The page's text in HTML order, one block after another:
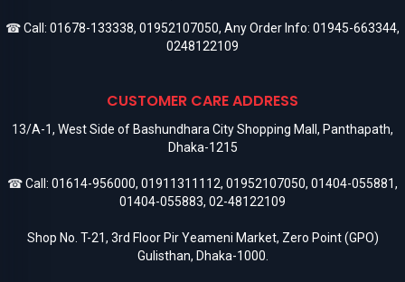
☎ Call: 01678-133338, 01952107050, Any Order Info: 01945-663344,
0248122109
CUSTOMER CARE ADDRESS
13/A-1, West Side of Bashundhara City Shopping Mall, Panthapath,
Dhaka-1215
☎ Call: 01614-956000, 01911311112, 01952107050, 01404-055881,
01404-055883, 02-48122109
Shop No. T-21, 3rd Floor Pir Yeameni Market, Zero Point (GPO)
Gulisthan, Dhaka-1000.